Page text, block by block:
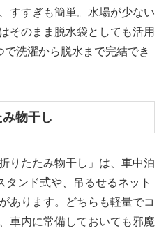
すすぎも簡単。水場が少ない
そのまま脱水袋としても活用
洗濯から脱水まで完結でき
物干し
りたたみ物干し」は、車中泊
ンド式や、吊るせるネット
あります。どちらも軽量でコ
車内に常備しておいても邪魔